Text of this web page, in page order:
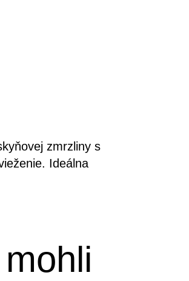
zmrzliny s
Ideálna